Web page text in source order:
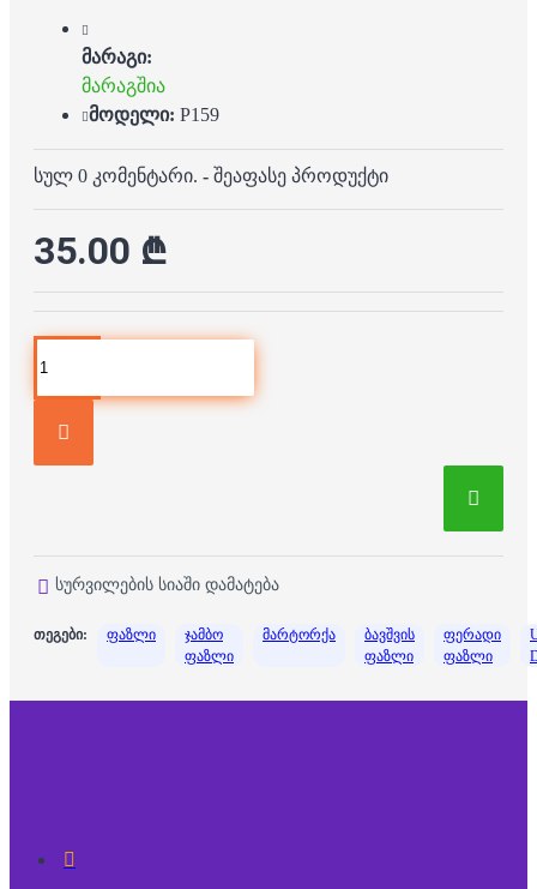
მარაგი:
მარაგშია
მოდელი: P159
სულ 0 კომენტარი. - შეაფასე პროდუქტი
35.00 ₾
სურვილების სიაში დამატება
თეგები: ფაზლი
ჯამბო
ფაზლი
მარტორქა
ბავშვის
ფაზლი
ფერადი
ფაზლი